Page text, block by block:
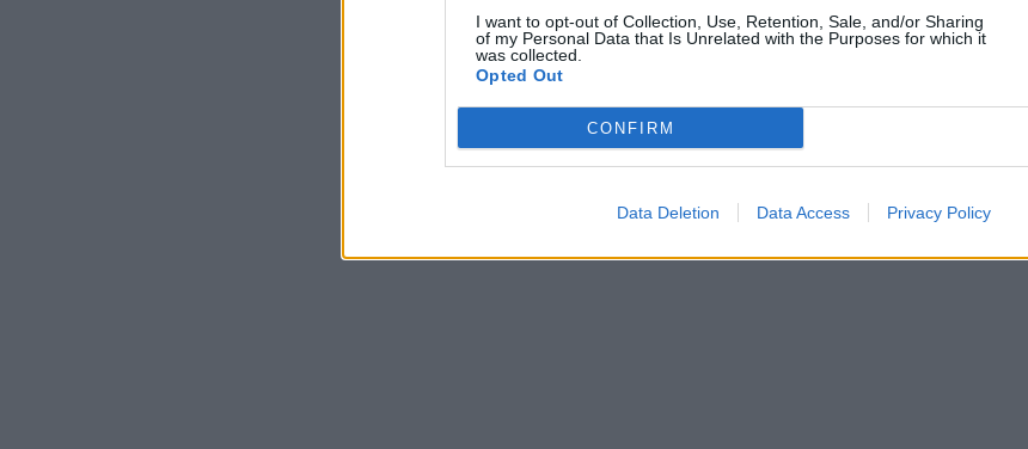
I want to opt-out of Collection, Use, Retention, Sale, and/or Sharing
of my Personal Data that Is Unrelated with the Purposes for which it
was collected.
Opted Out
CONFIRM
Data Deletion Data Access Privacy Policy